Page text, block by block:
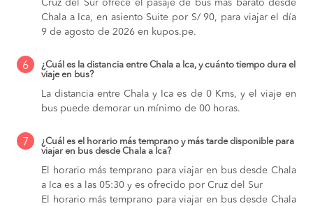
Cruz del Sur ofrece el pasaje de bus más barato desde
Chala a Ica, en asiento Suite por S/ 90, para viajar el día
9 de agosto de 2026 en kupos.pe.
6
¿Cuál es la distancia entre Chala a Ica, y cuánto tiempo dura el
viaje en bus?
La distancia entre Chala y Ica es de 0 Kms, y el viaje en
bus puede demorar un mínimo de 00 horas.
7
¿Cuál es el horario más temprano y más tarde disponible para
viajar en bus desde Chala a Ica?
El horario más temprano para viajar en bus desde Chala
a Ica es a las 05:30 y es ofrecido por Cruz del Sur
El horario más temprano para viajar en bus desde Chala